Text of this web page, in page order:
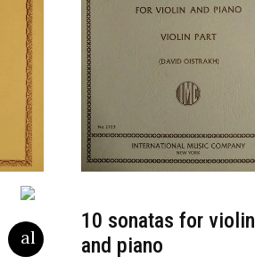
10 sonatas for violin
and piano